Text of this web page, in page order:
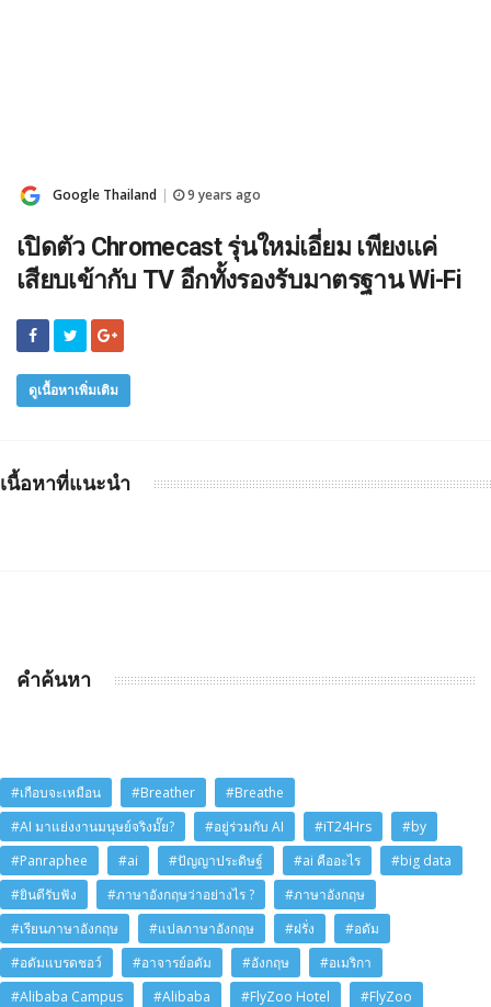
Google Thailand 9 years ago
เปิดตัว Chromecast รุ่นใหม่เอี่ยม เพียงแค่
เสียบเข้ากับ TV อีกทั้งรองรับมาตรฐาน Wi-Fi
ดูเนื้อหาเพิ่มเติม
เนื้อหาที่แนะนำ
คำค้นหา
#เกือบจะเหมือน #Breather
#Breathe
#AI มาแย่งงานมนุษย์จริงมั๊ย?
#อยู่ร่วมกับ AI #iT24Hrs
#by
#Panraphee
#ai #ปัญญาประดิษฐ์ #ai คืออะไร
#big data
#ยินดีรับฟัง
#ภาษาอังกฤษว่าอย่างไร ?
#ภาษาอังกฤษ
#เรียนภาษาอังกฤษ
#แปลภาษาอังกฤษ #ฝรั่ง
#อดัม
#อดัมแบรดชอว์
#อาจารย์อดัม #อังกฤษ
#อเมริกา
#Alibaba Campus
#Alibaba #FlyZoo Hotel
#FlyZoo